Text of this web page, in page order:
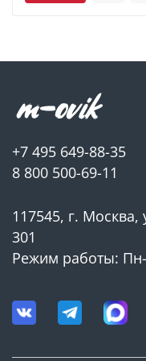
соединения
Технические
Тип изделия: Муфта
Материал: PPR
Материал закладной
Диаметр
Резьба: наружная
Класс эксплуатации:
Максимальная
Номинальное
+7 495 649-88-35
8 800 500-69-11
117545, г.
301
Режим работы: